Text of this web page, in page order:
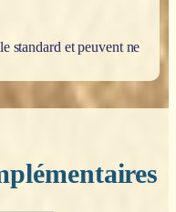
standard et peuvent ne